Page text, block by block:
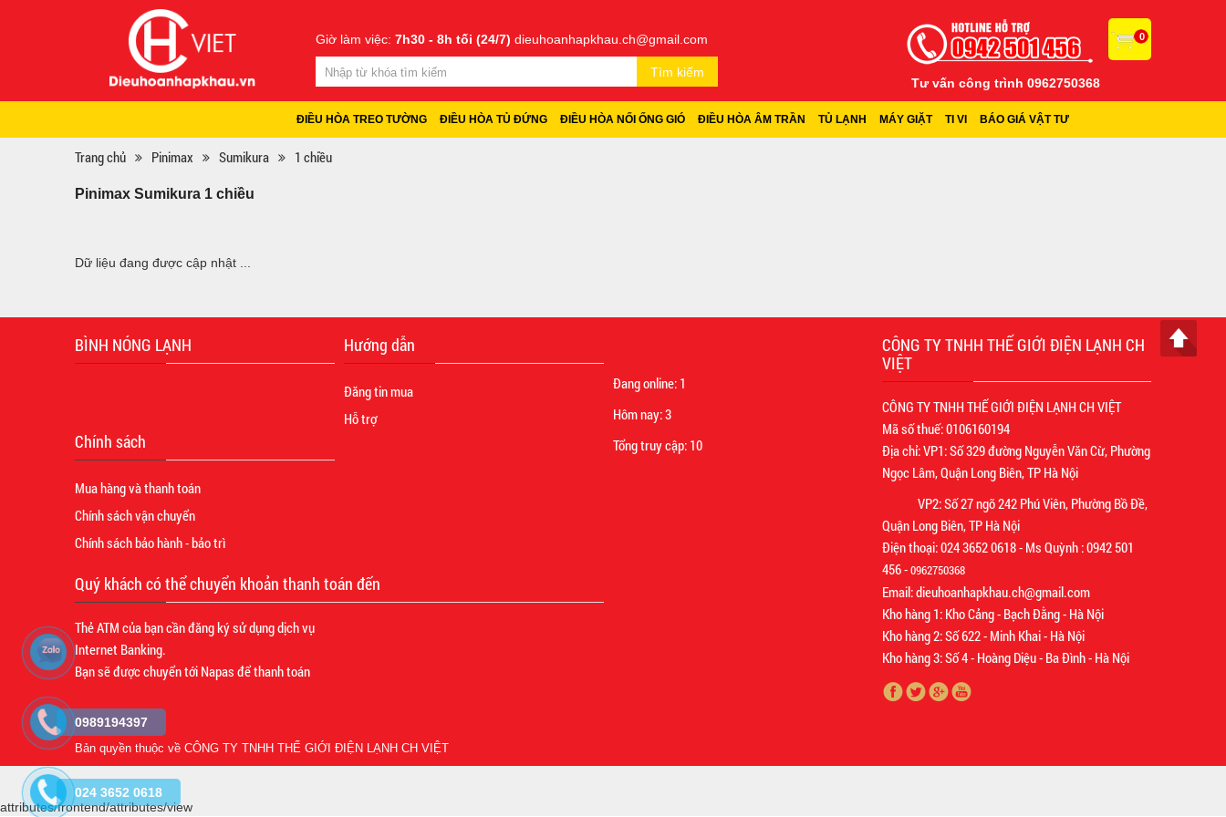
Giờ làm việc: 7h30 - 8h tối (24/7) dieuhoanhapkhau.ch@gmail.com
Tìm kiếm
0
Tư vấn công trình 0962750368
ĐIỀU HÒA TREO TƯỜNG ĐIỀU HÒA TỦ ĐỨNG ĐIỀU HÒA NỐI ỐNG GIÓ ĐIỀU HÒA ÂM TRẦN TỦ LẠNH MÁY GIẶT TI VI BÁO GIÁ VẬT TƯ
Trang chủ Pinimax Sumikura 1 chiều
Pinimax Sumikura 1 chiều
Dữ liệu đang được cập nhật ...
BÌNH NÓNG LẠNH Hướng dẫn
Đăng tin mua
Hỗ trợ
Chính sách
Mua hàng và thanh toán
Chính sách vận chuyển
Chính sách bảo hành - bảo trì
Quý khách có thể chuyển khoản thanh toán đến
Thẻ ATM của bạn cần đăng ký sử dụng dịch vụ
Internet Banking.
Bạn sẽ được chuyển tới Napas để thanh toán
Đang online: 1
Hôm nay:3
Tổng truy cập: 10
CÔNG TY TNHH THẾ GIỚI ĐIỆN LẠNH CH
VIỆT
CÔNG TY TNHH THẾ GIỚI ĐIỆN LẠNH CH VIỆT
Mã số thuế: 0106160194
Địa chỉ: VP1: Số 329 đường Nguyễn Văn Cừ, Phường
Ngọc Lâm, Quận Long Biên, TP Hà Nội
VP2: Số 27 ngõ 242 Phú Viên, Phường Bồ Đề,
Quận Long Biên, TP Hà Nội
Điện thoại: 024 3652 0618 - Ms Quỳnh : 0942 501
456 -0962750368
Email: dieuhoanhapkhau.ch@gmail.com
Kho hàng 1: Kho Cảng - Bạch Đằng - Hà Nội
Kho hàng 2: Số 622 - Minh Khai - Hà Nội
Kho hàng 3: Số 4 - Hoàng Diệu - Ba Đình - Hà Nội
Bản quyền thuộc về CÔNG TY TNHH THẾ GIỚI ĐIỆN LẠNH CH VIỆT
0989194397
024 3652 0618
attributes/frontend/attributes/view